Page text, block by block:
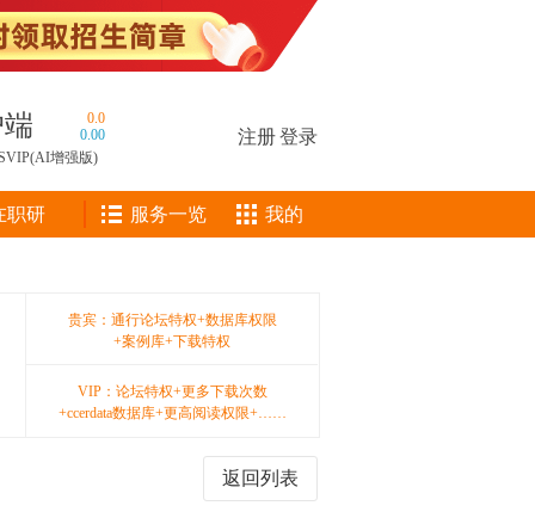
0.0
0.00
增强版)
注册登录
职研 服务一览 我的
贵宾：通行论坛特权+数据库权限
+案例库+下载特权
VIP：论坛特权+更多下载次数
+ccerdata数据库+更高阅读权限+……
返回列表